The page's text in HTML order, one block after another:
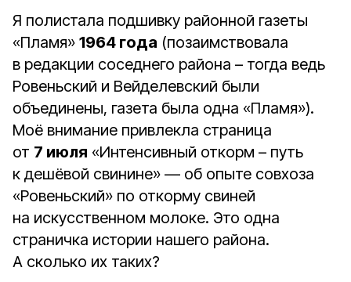
Я полистала подшивку районной газеты
«Пламя» 1964 года (позаимствовала
в редакции соседнего района – тогда ведь
Ровеньский и Вейделевский были
объединены, газета была одна «Пламя»).
Моё внимание привлекла страница
от 7 июля «Интенсивный откорм – путь
к дешёвой свинине» — об опыте совхоза
«Ровеньский» по откорму свиней
на искусственном молоке. Это одна
страничка истории нашего района.
А сколько их таких?